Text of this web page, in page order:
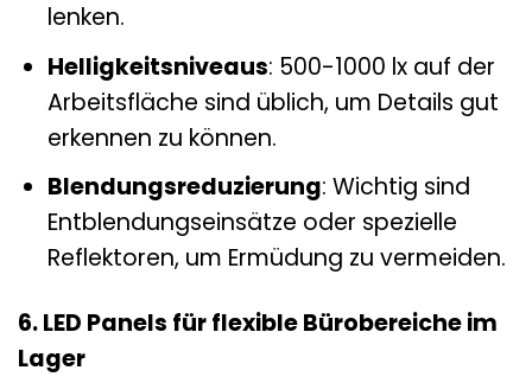
lenken.
Helligkeitsniveaus: 500-1000 lx auf der
Arbeitsfläche sind üblich, um Details gut
erkennen zu können.
Blendungsreduzierung: Wichtig sind
Entblendungseinsätze oder spezielle
Reflektoren, um Ermüdung zu vermeiden.
6. LED Panels für flexible Bürobereiche im
Lager